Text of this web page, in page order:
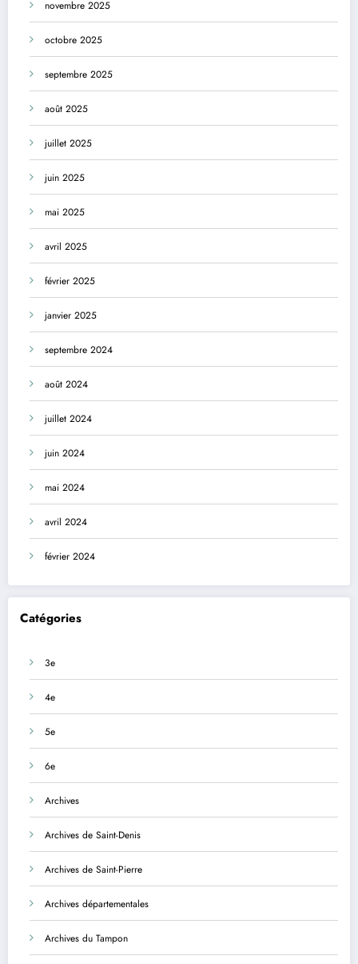
novembre 2025
octobre 2025
septembre 2025
août 2025
juillet 2025
juin 2025
mai 2025
avril 2025
février 2025
janvier 2025
septembre 2024
août 2024
juillet 2024
juin 2024
mai 2024
avril 2024
février 2024
Catégories
3e
4e
5e
6e
Archives
Archives de Saint-Denis
Archives de Saint-Pierre
Archives départementales
Archives du Tampon